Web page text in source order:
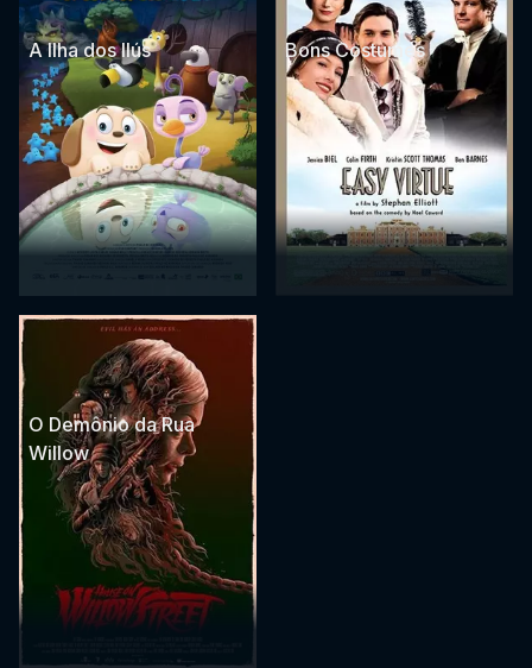
A Ilha dos Ilús Bons Costumes
O Demônio da Rua
Willow